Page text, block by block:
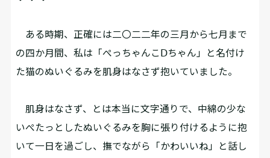
ある時期、正確には二〇二二年の三月から七月まで
の四か月間、私は「ぺっちゃんこⅮちゃん」と名付け
た猫のぬいぐるみを肌身はなさず抱いていました。
肌身はなさず、とは本当に文字通りで、中綿の少な
いぺたっとしたぬいぐるみを胸に張り付けるように抱
いて一日を過ごし、撫でながら「かわいいね」と話し